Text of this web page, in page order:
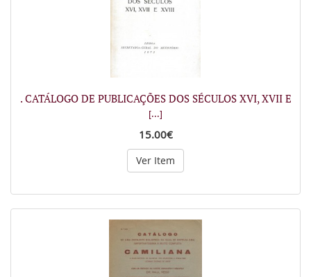
. CATÁLOGO DE PUBLICAÇÕES DOS SÉCULOS XVI, XVII E
[...]
15.00€
Ver Item